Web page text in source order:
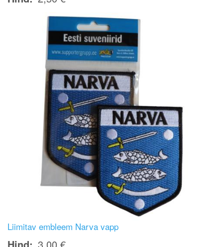
Liimitav embleem Narva vapp